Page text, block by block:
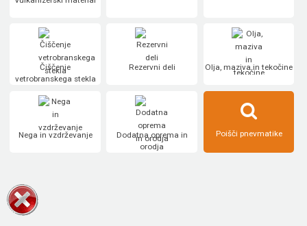
Čiščenje
vetrobranskega stekla
Rezervni deli Olja, maziva in tekočine
Nega in vzdrževanje
Dodatna oprema in
orodja
Poišči pnevmatike